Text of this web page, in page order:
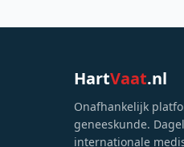
HartVaat.nl
Onafhankelijk
geneeskunde.
internationale